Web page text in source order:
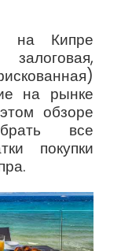
на Кипре
на рынке
обзоре
все
покупки